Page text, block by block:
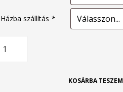
Házba szállítás *
KOSÁRBA TESZEM